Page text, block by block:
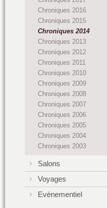
Chroniques 2016
Chroniques 2015
Chroniques 2014
Chroniques 2013
Chroniques 2012
Chroniques 2011
Chroniques 2010
Chroniques 2009
Chroniques 2008
Chroniques 2007
Chroniques 2006
Chroniques 2005
Chroniques 2004
Chroniques 2003
Salons
Voyages
Evénementiel